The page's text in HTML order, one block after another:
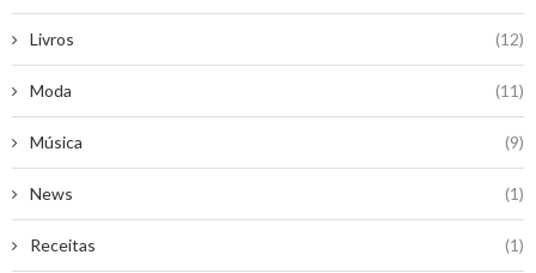
Livros (12)
Moda (11)
Música (9)
News (1)
Receitas (1)